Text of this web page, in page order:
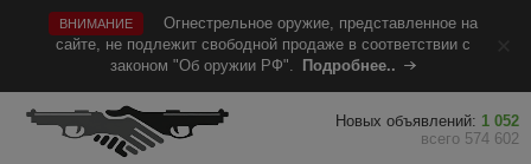
ВНИМАНИЕ
Огнестрельное оружие, представленное на
сайте, не подлежит свободной продаже в соответствии с
законом "Об оружии РФ".
Подробнее..
Новых объявлений: 1 052
всего 574 602